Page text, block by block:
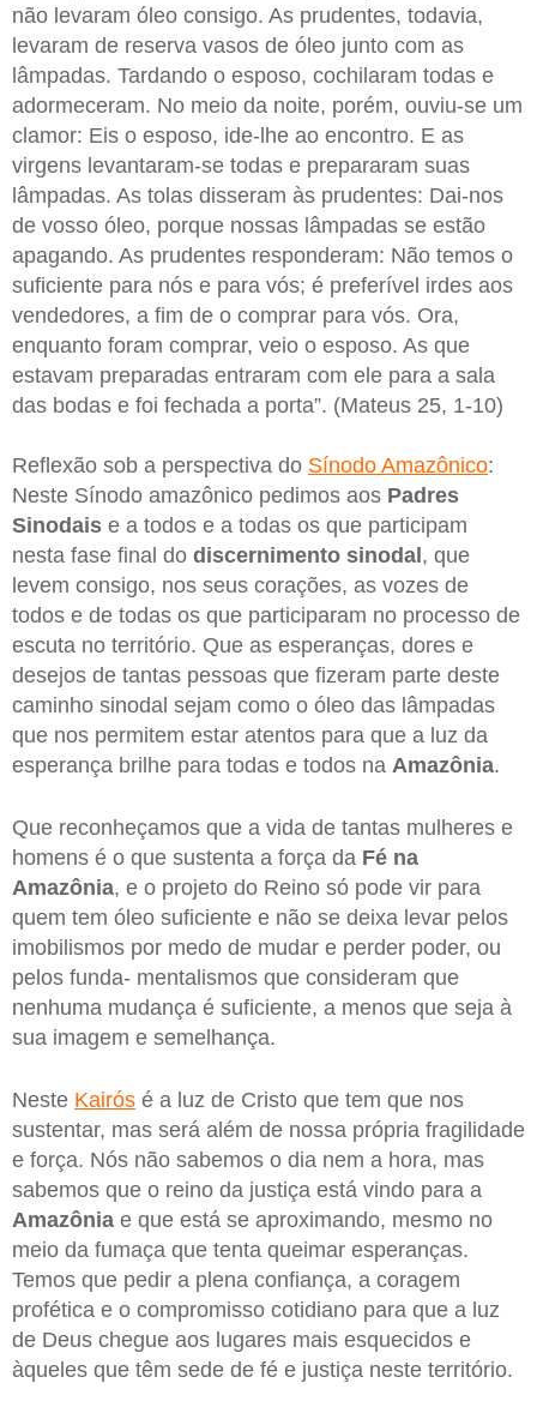
não levaram óleo consigo. As prudentes, todavia,
levaram de reserva vasos de óleo junto com as
lâmpadas. Tardando o esposo, cochilaram todas e
adormeceram. No meio da noite, porém, ouviu-se um
clamor: Eis o esposo, ide-lhe ao encontro. E as
virgens levantaram-se todas e prepararam suas
lâmpadas. As tolas disseram às prudentes: Dai-nos
de vosso óleo, porque nossas lâmpadas se estão
apagando. As prudentes responderam: Não temos o
suficiente para nós e para vós; é preferível irdes aos
vendedores, a fim de o comprar para vós. Ora,
enquanto foram comprar, veio o esposo. As que
estavam preparadas entraram com ele para a sala
das bodas e foi fechada a porta”. (Mateus 25, 1-10)
Reflexão sob a perspectiva do Sínodo Amazônico:
Neste Sínodo amazônico pedimos aos Padres
Sinodais e a todos e a todas os que participam
nesta fase final do discernimento sinodal , que
levem consigo, nos seus corações, as vozes de
todos e de todas os que participaram no processo de
escuta no território. Que as esperanças, dores e
desejos de tantas pessoas que fizeram parte deste
caminho sinodal sejam como o óleo das lâmpadas
que nos permitem estar atentos para que a luz da
esperança brilhe para todas e todos na Amazônia.
Que reconheçamos que a vida de tantas mulheres e
homens é o que sustenta a força da Fé na
Amazônia, e o projeto do Reino só pode vir para
quem tem óleo suficiente e não se deixa levar pelos
imobilismos por medo de mudar e perder poder, ou
pelos funda- mentalismos que consideram que
nenhuma mudança é suficiente, a menos que seja à
sua imagem e semelhança.
Neste Kairós é a luz de Cristo que tem que nos
sustentar, mas será além de nossa própria fragilidade
e força. Nós não sabemos o dia nem a hora, mas
sabemos que o reino da justiça está vindo para a
Amazônia e que está se aproximando, mesmo no
meio da fumaça que tenta queimar esperanças.
Temos que pedir a plena confiança, a coragem
profética e o compromisso cotidiano para que a luz
de Deus chegue aos lugares mais esquecidos e
àqueles que têm sede de fé e justiça neste território.